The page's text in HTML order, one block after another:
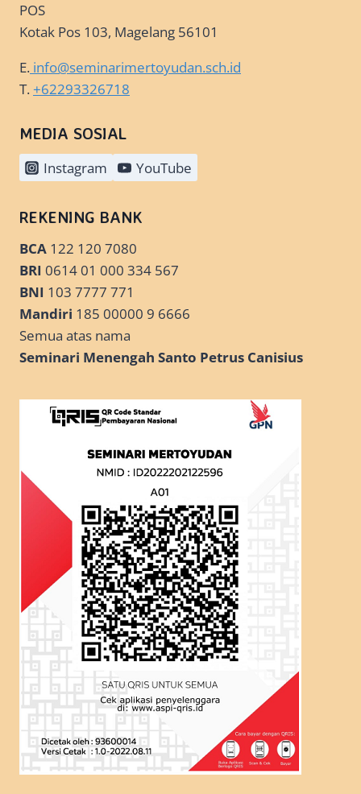
POS
Kotak Pos 103, Magelang 56101
E. info@seminarimertoyudan.sch.id
T.+62293326718
MEDIA SOSIAL
Instagram YouTube
REKENING BANK
BCA 122 120 7080
BRI 0614 01 000 334 567
BNI 103 7777 771
Mandiri 185 00000 9 6666
Semua atas nama
Seminari Menengah Santo Petrus Canisius